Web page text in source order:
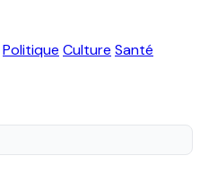
Politique Culture Santé